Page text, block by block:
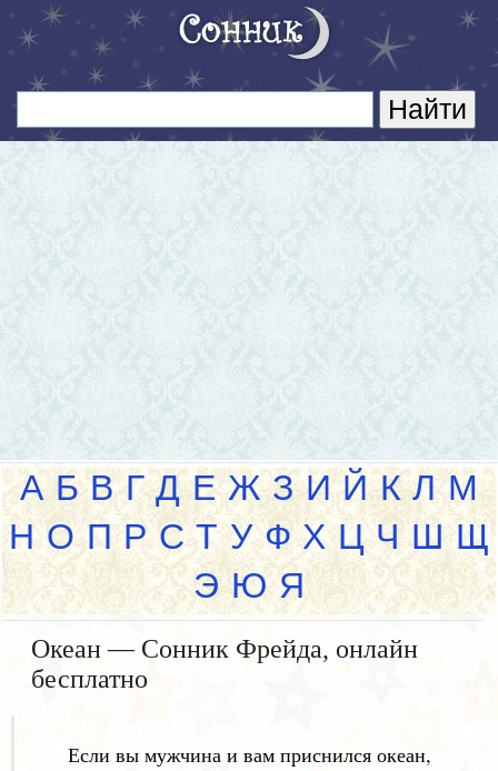
А Б В Г Д Е Ж З И Й К Л М
Н О П Р С Т У Ф Х Ц Ч Ш Щ
Э Ю Я
Океан — Сонник Фрейда, онлайн
бесплатно
Если вы мужчина и вам приснился океан,